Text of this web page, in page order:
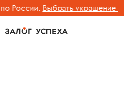
России. Выбрать украшение